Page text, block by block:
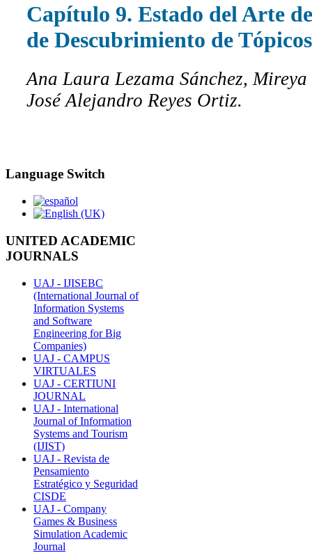
Capítulo 9. Estado del Arte
de Descubrimiento de Tópicos
Ana Laura Lezama Sánchez,
José Alejandro Reyes Ortiz.
Language Switch
UNITED ACADEMIC
JOURNALS
UAJ - IJISEBC
(International Journal of
Information Systems
and Software
Engineering for Big
Companies)
UAJ - CAMPUS
VIRTUALES
UAJ - CERTIUNI
JOURNAL
UAJ - International
Journal of Information
Systems and Tourism
(IJIST)
UAJ - Revista de
Pensamiento
Estratégico y Seguridad
CISDE
UAJ - Company
Games & Business
Simulation Academic
Journal